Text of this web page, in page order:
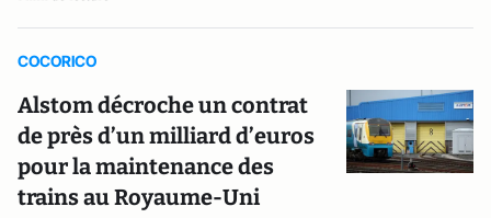
COCORICO
Alstom décroche un contrat
de près d’un milliard d’euros
pour la maintenance des
trains au Royaume-Uni